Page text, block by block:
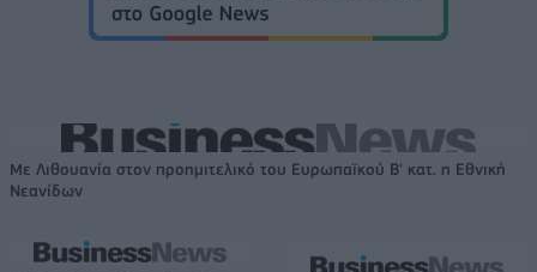
Με Λιθουανία στον προημιτελικό του Ευρωπαϊκού Β' κατ. η Εθνική
Νεανίδων